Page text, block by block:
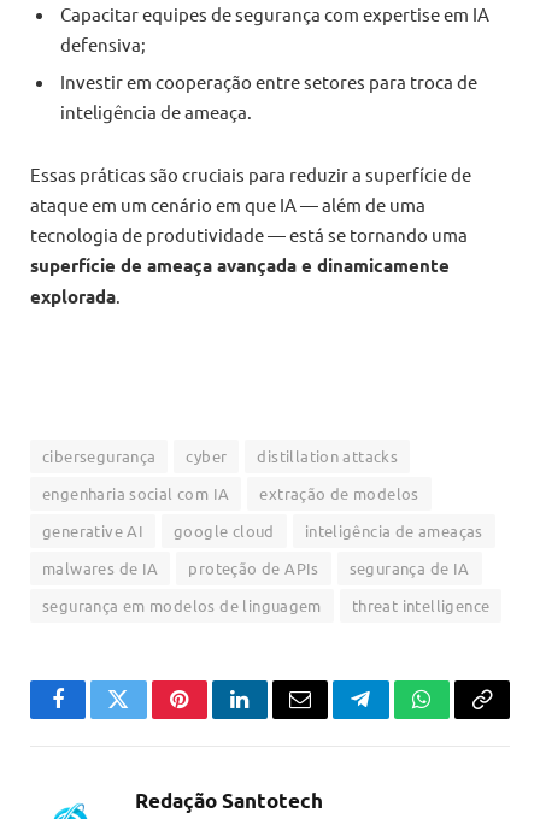
Capacitar equipes de segurança com expertise em IA
defensiva;
Investir em cooperação entre setores para troca de
inteligência de ameaça.
Essas práticas são cruciais para reduzir a superfície de
ataque em um cenário em que IA — além de uma
tecnologia de produtividade — está se tornando uma
superfície de ameaça avançada e dinamicamente
explorada.
cibersegurança cyber
distillation attacks
engenharia social com IA
extração de modelos
generative AI
google cloud
inteligência de ameaças
malwares de IA
proteção de APIs
segurança de IA
segurança em modelos de linguagem
threat intelligence
FacebookTwitterPinterestLinkedInEmail TelegramWhatsApp
Copiar
Redação Santotech